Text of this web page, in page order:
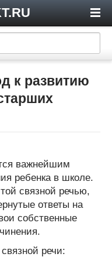
к развитию
важнейшим
ребенка в школе.
связной речью,
ответы на
собственные
речи: